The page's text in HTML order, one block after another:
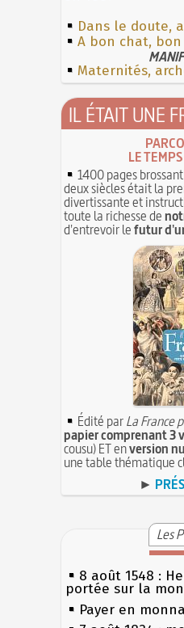
Dans le doute,
A bon chat,
Maternités,
IL ÉTAIT UNE
LE
1400 pages
deux siècles était la
divertissante et
toute la richesse de
d'entrevoir lefutur
Édité parLa France
papier comprenant 3
cousu) ET enversion
une table thématique
►
Les
8 août 1548 :
portée sur la
Payer en